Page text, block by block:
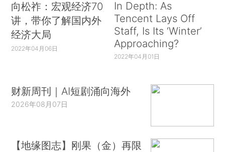
向松祚：宏观经济70
讲，带你了解国内外
经济大局
2022年04月06日
In Depth: As
Tencent Lays Off
Staff, Is Its ‘Winter’
Approaching?
2022年04月01日
财新周刊｜AI短剧涌向海外
2026年08月07日
【地缘图志】刚果（金）再限